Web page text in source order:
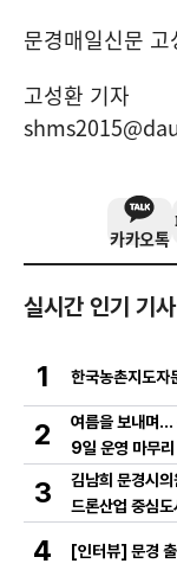
문경매일신문
고성환 기자
카카오톡
실시간 인기 기사
1 한국농촌지도자
2
여름을 보내며…
9일 운영 마무리
3
김남희 문경시
드론산업 중심
4 [인터뷰] 문경